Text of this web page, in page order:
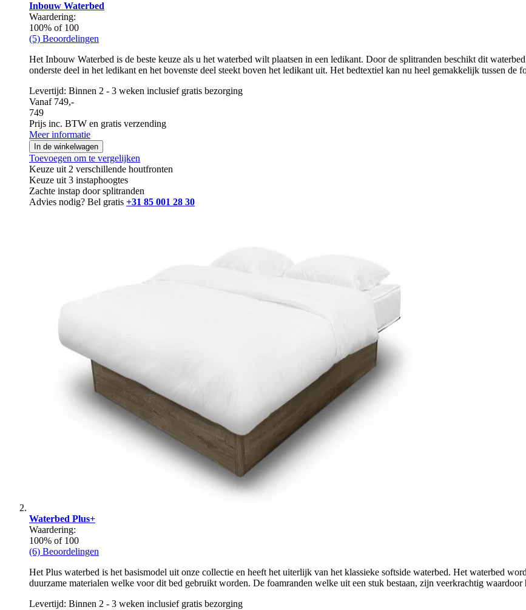
Inbouw Waterbed
Waardering:
100% of 100
(5) Beoordelingen
Het Inbouw Waterbed is de beste keuze als u het waterbed wilt plaatsen in een ledikant. Door de splitranden beschikt dit
onderste deel in het ledikant en het bovenste deel steekt boven het ledikant uit. Het bedtextiel kan nu heel gemakkelijk tussen de
Levertijd: Binnen 2 - 3 weken inclusief gratis bezorging
Vanaf 749,-
749
Prijs inc. BTW en gratis verzending
Meer informatie
In de winkelwagen
Toevoegen om te vergelijken
Keuze uit 2 verschillende houtfronten
Keuze uit 3 instaphoogtes
Zachte instap door splitranden
Advies nodig? Bel gratis +31 85 001 28 30
Waterbed Plus+
Waardering:
100% of 100
(6) Beoordelingen
Het Plus waterbed is het basismodel uit onze collectie en heeft het uiterlijk van het klassieke softside waterbed. Het waterbed
duurzame materialen welke voor dit bed gebruikt worden. De foamranden welke uit een stuk bestaan, zijn veerkrachtig waardoor
Levertijd: Binnen 2 - 3 weken inclusief gratis bezorging